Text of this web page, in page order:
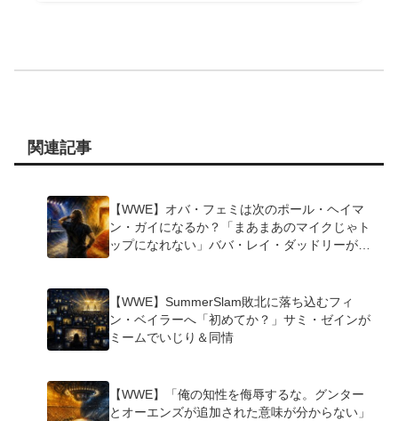
関連記事
【WWE】オバ・フェミは次のポール・ヘイマ
ン・ガイになるか？「まあまあのマイクじゃト
ップになれない」ババ・レイ・ダッドリーが指
【WWE】SummerSlam敗北に落ち込むフィ
ン・ベイラーへ「初めてか？」サミ・ゼインが
ミームでいじり＆同情
【WWE】「俺の知性を侮辱するな。グンター
とオーエンズが追加された意味が分からない」